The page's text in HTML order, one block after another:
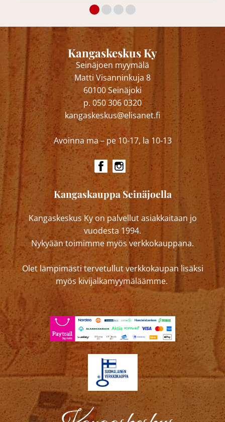
Kangaskeskus Ky
Seinäjoen myymälä
Matti Visanninkuja 8
60100 Seinäjoki
p. 050 306 0320
kangaskeskus@elisanet.fi
Avoinna ma – pe 10-17, la 10-13
Kangaskauppa Seinäjoella
Kangaskeskus Ky on palvellut asiakkaitaan jo
vuodesta 1994.
Nykyään toimimme myös verkkokauppana.
Olet lämpimästi tervetullut verkkokaupan lisäksi
myös kivijalkamyymäläämme.